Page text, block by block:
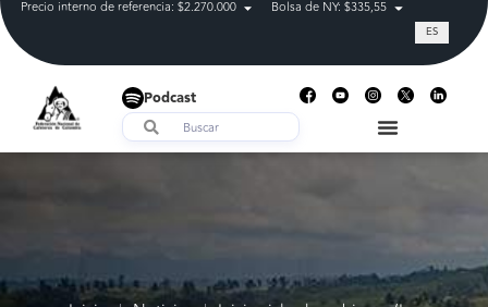
Precio interno de referencia: $2.270.000 Bolsa de NY: $335,55 Tasa de
ES
Podcast